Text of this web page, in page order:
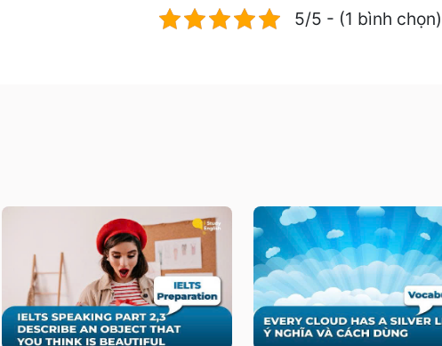
5/5 - (1 bình chọn)